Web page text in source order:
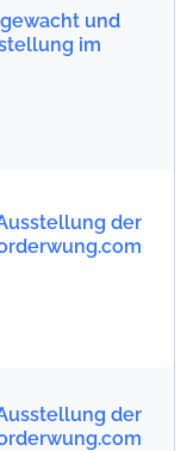
und
im
der
der